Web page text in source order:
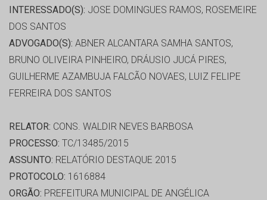
INTERESSADO(S): JOSE DOMINGUES RAMOS, ROSEMEIRE
DOS SANTOS
ADVOGADO(S): ABNER ALCANTARA SAMHA SANTOS,
BRUNO OLIVEIRA PINHEIRO, DRÁUSIO JUCÁ PIRES,
GUILHERME AZAMBUJA FALCÃO NOVAES, LUIZ FELIPE
FERREIRA DOS SANTOS
RELATOR: CONS. WALDIR NEVES BARBOSA
PROCESSO: TC/13485/2015
ASSUNTO: RELATÓRIO DESTAQUE 2015
PROTOCOLO: 1616884
ORGÃO: PREFEITURA MUNICIPAL DE ANGÉLICA